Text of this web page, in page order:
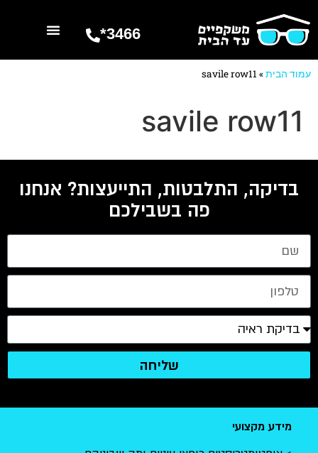
3466*
עמוד הבית»
savile row11
savile row11
בדיקה, התלבטות, התייעצות? אנחנו
פה בשבילכם
שליחה
מידע מקצועי